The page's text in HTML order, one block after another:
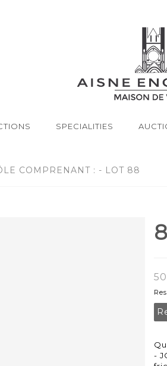
SPECIALITIES
COMPRENANT : - LOT 88
-